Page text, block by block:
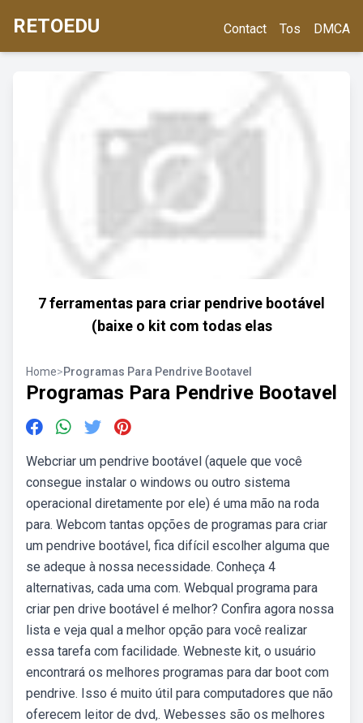
RETOEDU Contact Tos DMCA
7 ferramentas para criar pendrive bootável
(baixe o kit com todas elas
Home>Programas Para Pendrive Bootavel
Programas Para Pendrive Bootavel
Webcriar um pendrive bootável (aquele que você
consegue instalar o windows ou outro sistema
operacional diretamente por ele) é uma mão na roda
para. Webcom tantas opções de programas para criar
um pendrive bootável, fica difícil escolher alguma que
se adeque à nossa necessidade. Conheça 4
alternativas, cada uma com. Webqual programa para
criar pen drive bootável é melhor? Confira agora nossa
lista e veja qual a melhor opção para você realizar
essa tarefa com facilidade. Webneste kit, o usuário
encontrará os melhores programas para dar boot com
pendrive. Isso é muito útil para computadores que não
oferecem leitor de dvd,. Webesses são os melhores